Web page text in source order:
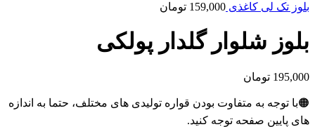
بلوز تک لی کاغذی 159,000 تومان
بلوز شلوار گلدار پولکی
195,000 تومان
🟠با توجه به متفاوت بودن قواره تولیدی های مختلف، حتما به اندازه
های پایین صفحه توجه کنید.